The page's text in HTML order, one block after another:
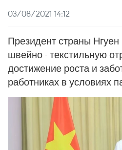
03/08/2021 14:12
Президент страны
швейно - текстильную
достижение роста и
работниках в условиях